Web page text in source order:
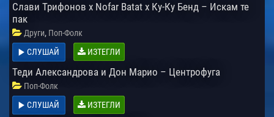
Слави Трифонов x Nofar Batat x Ку-Ку Бенд – Искам те
пак
Други, Поп-Фолк
СЛУШАЙ
ИЗТЕГЛИ
Теди Александрова и Дон Марио – Центрофуга
Поп-Фолк
СЛУШАЙ
ИЗТЕГЛИ